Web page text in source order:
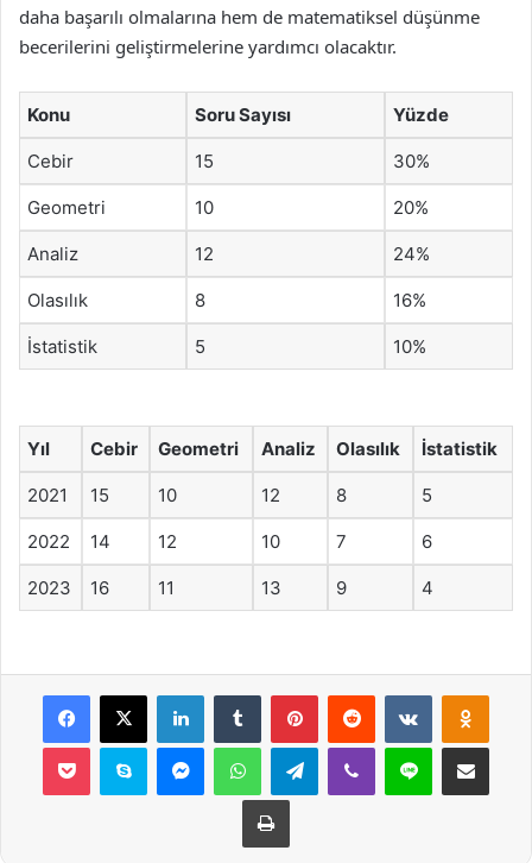
daha başarılı olmalarına hem de matematiksel düşünme
becerilerini geliştirmelerine yardımcı olacaktır.
Konu Soru Sayısı Yüzde
Cebir 15 30%
Geometri 10 20%
Analiz 12 24%
Olasılık 8 16%
İstatistik 5 10%
Yıl Cebir Geometri Analiz Olasılık İstatistik
2021 15 10 12 8 5
2022 14 12 10 7 6
2023 16 11 13 9 4
Facebook
X LinkedInTumblr PinterestReddit VKontakte
Pocket Skype MessengerWhatsAppTelegramViber Line E-Posta ile
Yazdır